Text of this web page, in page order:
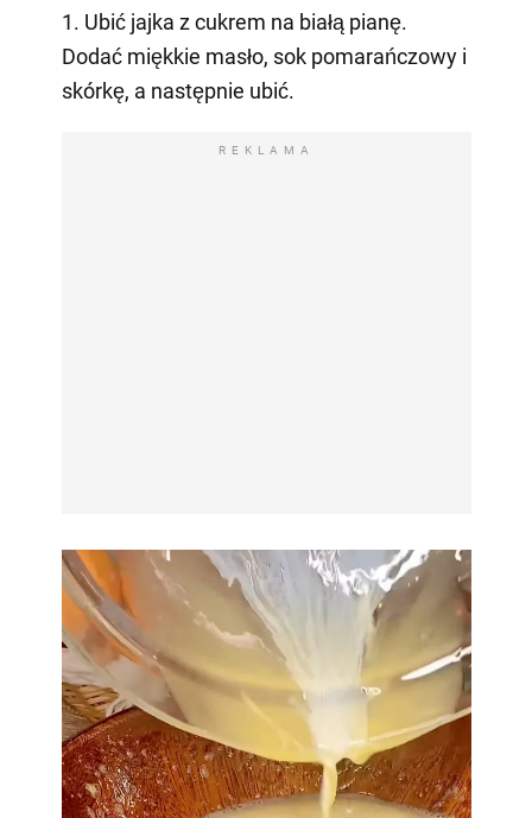
1. Ubić jajka z cukrem na białą pianę.
Dodać miękkie masło, sok pomarańczowy i
skórkę, a następnie ubić.
REKLAMA